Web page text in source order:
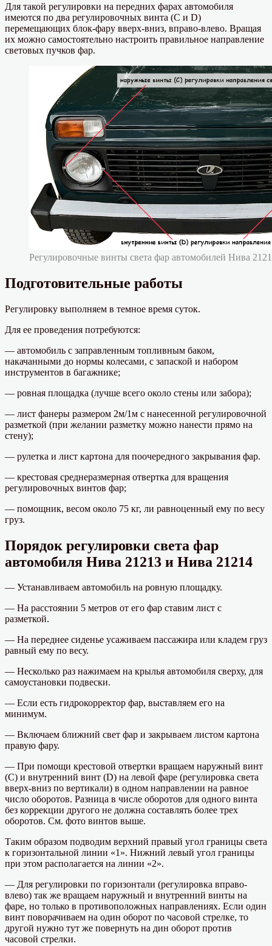
Для такой регулировки на передних фарах автомобиля
имеются по два регулировочных винта (С и D)
перемещающих блок-фару вверх-вниз, вправо-влево. Вращая
их можно самостоятельно настроить правильное направление
световых пучков фар.
Регулировочные винты света фар автомобилей Нива
Подготовительные работы
Регулировку выполняем в темное время суток.
Для ее проведения потребуются:
— автомобиль с заправленным топливным баком,
накачанными до нормы колесами, с запаской и набором
инструментов в багажнике;
— ровная площадка (лучше всего около стены или забора);
— лист фанеры размером 2м/1м с нанесенной регулировочной
разметкой (при желании разметку можно нанести прямо на
стену);
— рулетка и лист картона для поочередного закрывания фар.
— крестовая среднеразмерная отвертка для вращения
регулировочных винтов фар;
— помощник, весом около 75 кг, ли равноценный ему по весу
груз.
Порядок регулировки света фар
автомобиля Нива 21213 и Нива 21214
— Устанавливаем автомобиль на ровную площадку.
— На расстоянии 5 метров от его фар ставим лист с
разметкой.
— На переднее сиденье усаживаем пассажира или кладем груз
равный ему по весу.
— Несколько раз нажимаем на крылья автомобиля сверху, для
самоустановки подвески.
— Если есть гидрокорректор фар, выставляем его на
минимум.
— Включаем ближний свет фар и закрываем листом картона
правую фару.
— При помощи крестовой отвертки вращаем наружный винт
(С) и внутренний винт (D) на левой фаре (регулировка света
вверх-вниз по вертикали) в одном направлении на равное
число оборотов. Разница в числе оборотов для одного винта
без коррекции другого не должна составлять более трех
оборотов. См. фото винтов выше.
Таким образом подводим верхний правый угол границы света
к горизонтальной линии «1». Нижний левый угол границы
при этом располагается на линии «2».
— Для регулировки по горизонтали (регулировка вправо-
влево) так же вращаем наружный и внутренний винты на
фаре, но только в противоположных направлениях. Если один
винт поворачиваем на один оборот по часовой стрелке, то
другой нужно тут же повернуть на дин оборот против
часовой стрелки.